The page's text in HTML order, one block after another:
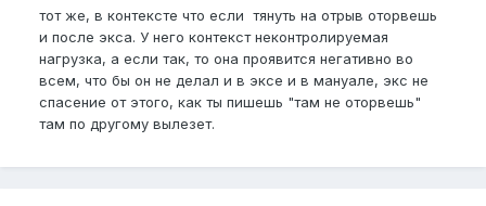
тот же, в контексте что если тянуть на отрыв оторвешь
и после экса. У него контекст неконтролируемая
нагрузка, а если так, то она проявится негативно во
всем, что бы он не делал и в эксе и в мануале, экс не
спасение от этого, как ты пишешь "там не оторвешь"
там по другому вылезет.